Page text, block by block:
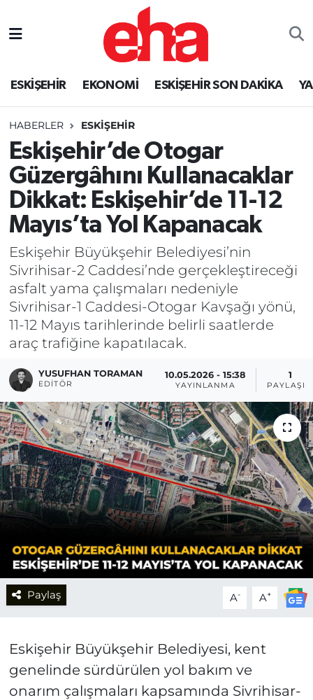
ESKİŞEHİR EKONOMİ ESKİŞEHİR SON DAKİKA
HABERLER ESKİŞEHİR
Eskişehir’de Otogar
Güzergâhını Kullanacaklar
Dikkat: Eskişehir’de 11-12
Mayıs’ta Yol Kapanacak
Eskişehir Büyükşehir Belediyesi’nin
Sivrihisar-2 Caddesi’nde gerçekleştireceği
asfalt yama çalışmaları nedeniyle
Sivrihisar-1 Caddesi-Otogar Kavşağı yönü,
11-12 Mayıs tarihlerinde belirli saatlerde
araç trafiğine kapatılacak.
YUSUFHAN TORAMAN
EDITÖR
10.05.2026 - 15:38
YAYINLANMA
1
PAYLAŞIM
Paylaş A- A+
Eskişehir Büyükşehir Belediyesi, kent
genelinde sürdürülen yol bakım ve
onarım çalışmaları kapsamında Sivrihisar-